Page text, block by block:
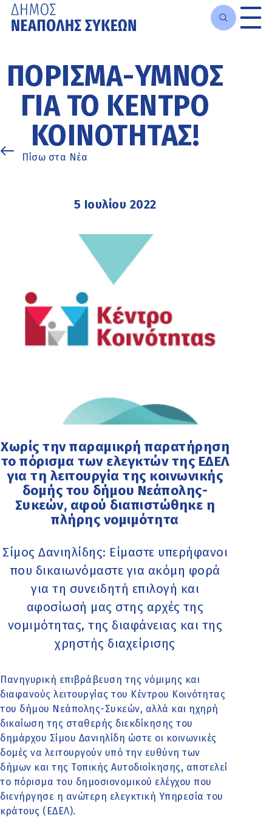
κυρίως
περιεχόμενο
ΠΌΡΙΣΜΑ-ΎΜΝΟΣ
ΓΙΑ ΤΟ ΚΈΝΤΡΟ
ΚΟΙΝΌΤΗΤΑΣ!
Πίσω στα Νέα
5 Ιουλίου 2022
Χωρίς την παραμικρή παρατήρηση
το πόρισμα των ελεγκτών της ΕΔΕΛ
για τη λειτουργία της κοινωνικής
δομής του δήμου Νεάπολης-
Συκεών, αφού διαπιστώθηκε η
πλήρης νομιμότητα
Σίμος Δανιηλίδης: Είμαστε υπερήφανοι
που δικαιωνόμαστε για ακόμη φορά
για τη συνειδητή επιλογή και
αφοσίωσή μας στης αρχές της
νομιμότητας, της διαφάνειας και της
χρηστής διαχείρισης
Πανηγυρική επιβράβευση της νόμιμης και
διαφανούς λειτουργίας του Κέντρου Κοινότητας
του δήμου Νεάπολης-Συκεών, αλλά και ηχηρή
δικαίωση της σταθερής διεκδίκησης του
δημάρχου Σίμου Δανιηλίδη ώστε οι κοινωνικές
δομές να λειτουργούν υπό την ευθύνη των
δήμων και της Τοπικής Αυτοδιοίκησης, αποτελεί
το πόρισμα του δημοσιονομικού ελέγχου που
διενήργησε η ανώτερη ελεγκτική Υπηρεσία του
κράτους (ΕΔΕΛ).